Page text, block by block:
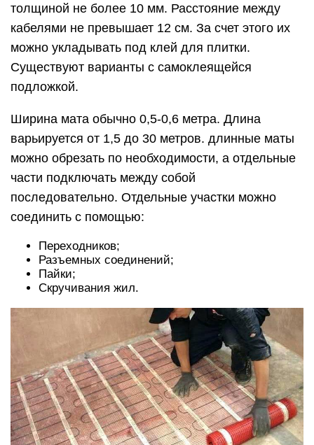
толщиной не более 10 мм. Расстояние между
кабелями не превышает 12 см. За счет этого их
можно укладывать под клей для плитки.
Существуют варианты с самоклеящейся
подложкой.
Ширина мата обычно 0,5-0,6 метра. Длина
варьируется от 1,5 до 30 метров. длинные маты
можно обрезать по необходимости, а отдельные
части подключать между собой
последовательно. Отдельные участки можно
соединить с помощью:
Переходников;
Разъемных соединений;
Пайки;
Скручивания жил.